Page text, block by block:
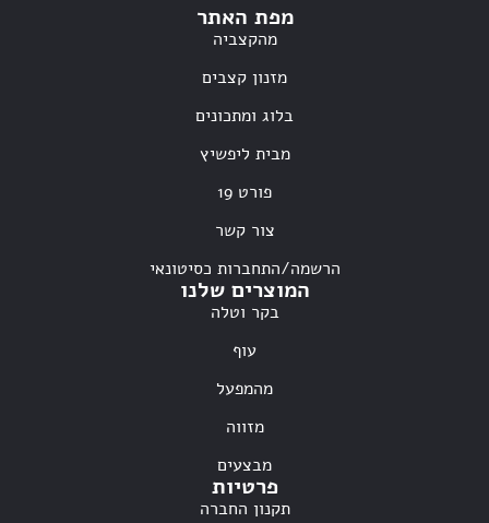
מפת האתר
מהקצביה
מזנון קצבים
בלוג ומתכונים
מבית ליפשיץ
פורט 19
צור קשר
הרשמה/התחברות כסיטונאי
המוצרים שלנו
בקר וטלה
עוף
מהמפעל
מזווה
מבצעים
פרטיות
תקנון החברה